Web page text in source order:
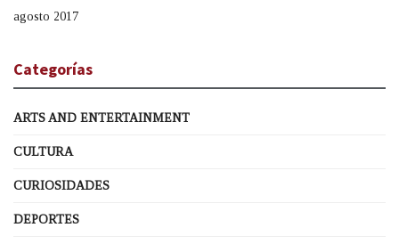
agosto 2017
Categorías
ARTS AND ENTERTAINMENT
CULTURA
CURIOSIDADES
DEPORTES